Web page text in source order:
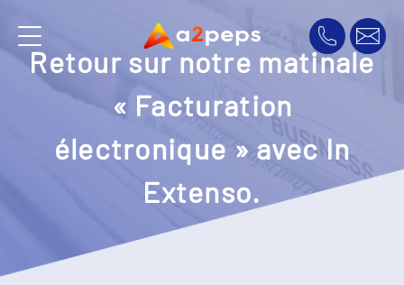
Retour sur notre matinale
« Facturation
électronique » avec In
Extenso.